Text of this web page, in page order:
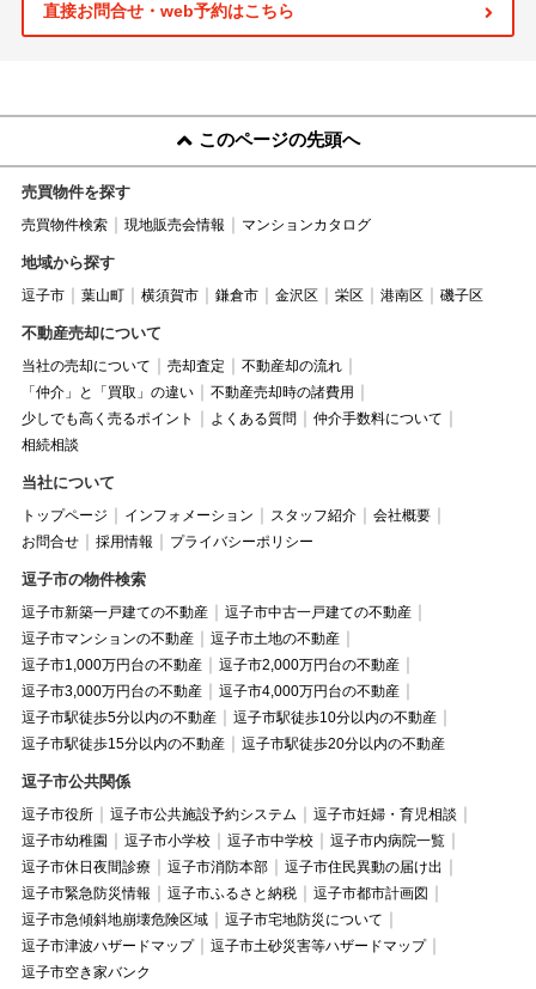
直接お問合せ・web予約はこちら
このページの先頭へ
売買物件を探す
売買物件検索 現地販売会情報 マンションカタログ
地域から探す
逗子市 葉山町 横須賀市 鎌倉市 金沢区 栄区 港南区 磯子区
不動産売却について
当社の売却について 売却査定
不動産却の流れ
「仲介」と「買取」の違い
不動産売却時の諸費用
少しでも高く売るポイント
よくある質問
仲介手数料について
相続相談
当社について
トップページ インフォメーション スタッフ紹介
会社概要
お問合せ
採用情報 プライバシーポリシー
逗子市の物件検索
逗子市新築一戸建ての不動産
逗子市中古一戸建ての不動産
逗子市マンションの不動産
逗子市土地の不動産
逗子市1,000万円台の不動産
逗子市2,000万円台の不動産
逗子市3,000万円台の不動産
逗子市4,000万円台の不動産
逗子市駅徒歩5分以内の不動産
逗子市駅徒歩10分以内の不動産
逗子市駅徒歩15分以内の不動産
逗子市駅徒歩20分以内の不動産
逗子市公共関係
逗子市役所 逗子市公共施設予約システム
逗子市妊婦・育児相談
逗子市幼稚園
逗子市小学校 逗子市中学校
逗子市内病院一覧
逗子市休日夜間診療
逗子市消防本部
逗子市住民異動の届け出
逗子市緊急防災情報
逗子市ふるさと納税
逗子市都市計画図
逗子市急傾斜地崩壊危険区域
逗子市宅地防災について
逗子市津波ハザードマップ
逗子市土砂災害等ハザードマップ
逗子市空き家バンク